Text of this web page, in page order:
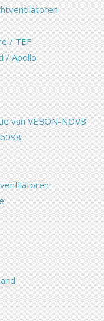
/ TEF
/ Apollo
van VEBON-NOVB